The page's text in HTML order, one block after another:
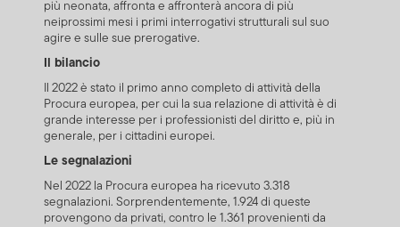
più neonata, affronta e affronterà ancora di più
neiprossimi mesi i primi interrogativi strutturali sul suo
agire e sulle sue prerogative.
Il bilancio
Il 2022 è stato il primo anno completo di attività della
Procura europea, per cui la sua relazione di attività è di
grande interesse per i professionisti del diritto e, più in
generale, per i cittadini europei.
Le segnalazioni
Nel 2022 la Procura europea ha ricevuto 3.318
segnalazioni. Sorprendentemente, 1.924 di queste
provengono da privati, contro le 1.361 provenienti da